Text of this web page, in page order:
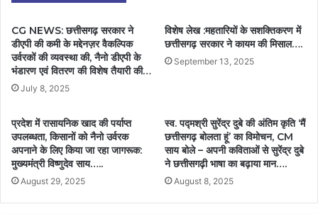
CG NEWS: छत्तीसगढ़ सरकार ने
डीएपी की कमी के मद्देनज़र वैकल्पिक
उर्वरकों की व्यवस्था की, नैनो डीएपी के
भंडारण एवं वितरण की विशेष तैयारी की…
July 8, 2025
विशेष लेख :महतारियों के सशक्तिकरण में
छत्तीसगढ़ सरकार ने कायम की मिसाल….
September 13, 2025
प्रदेश में रासायनिक खाद की पर्याप्त
उपलब्धता, किसानों को नैनो उर्वरक
अपनाने के लिए किया जा रहा जागरूक:
मुख्यमंत्री विष्णुदेव साय…..
August 29, 2025
स्व. पद्मश्री सुरेंद्र दुबे की अंतिम कृति ‘मैं
छत्तीसगढ़ बोलता हूं’ का विमोचन, CM
साय बोले – अपनी कविताओं से सुरेंद्र दुबे
ने छत्तीसगढ़ी भाषा का बढ़ाया मान….
August 8, 2025